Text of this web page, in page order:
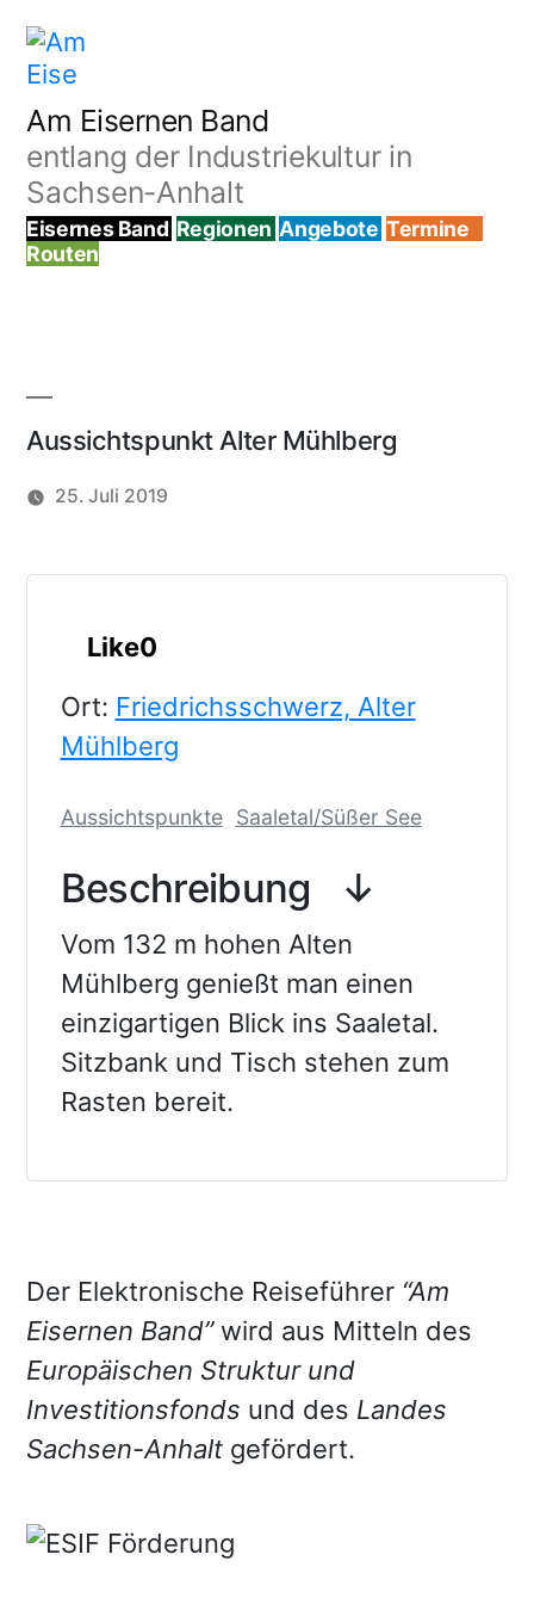
Inhalt
Am Eisernen Band
entlang der Industriekultur in
Sachsen-Anhalt
Eisernes Band Regionen Angebote Termine
Routen
Aussichtspunkt Alter Mühlberg
25. Juli 2019
Like0
Ort: Friedrichsschwerz, Alter
Mühlberg
Aussichtspunkte Saaletal/Süßer See
Beschreibung
Vom 132 m hohen Alten
Mühlberg genießt man einen
einzigartigen Blick ins Saaletal.
Sitzbank und Tisch stehen zum
Rasten bereit.
Der Elektronische Reiseführer “Am
Eisernen Band” wird aus Mitteln des
Europäischen Struktur und
Investitionsfonds und des Landes
Sachsen-Anhalt gefördert.